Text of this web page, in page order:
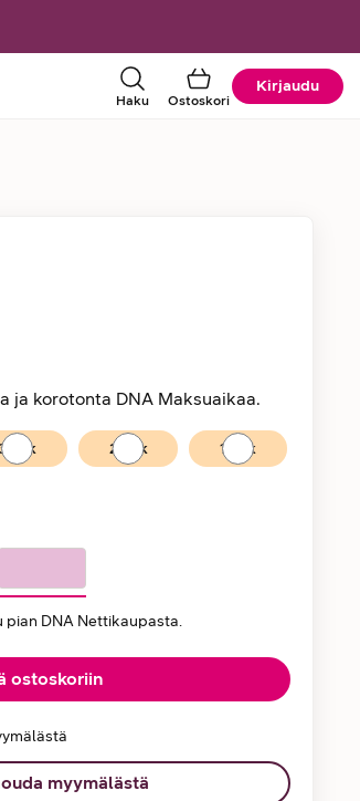
Haku Ostoskori
Kirjaudu
ja korotonta DNA Maksuaikaa.
kk 24 kk 12 kk
DNA Nettikaupasta.
ostoskoriin
myymälästä